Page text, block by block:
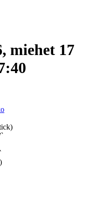
miehet 17